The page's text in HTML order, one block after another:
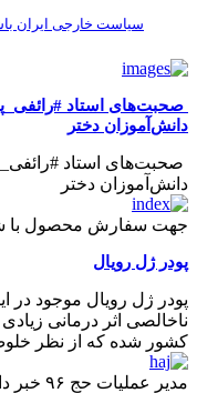
سیاست خارجی ایران
صحبت‌های استاد
دانش‌آموزان دختر
صحبت‌های استاد
دانش‌آموزان دختر
جهت سفارش محصول با شماره 09109359082 تماس
پودر ژل رویال
پودر ژل رویال موجود در
ناخالصی اثر درمانی
کشور شده که از نظر
مدیر عملیات حج ۹۶ خبر داد؛